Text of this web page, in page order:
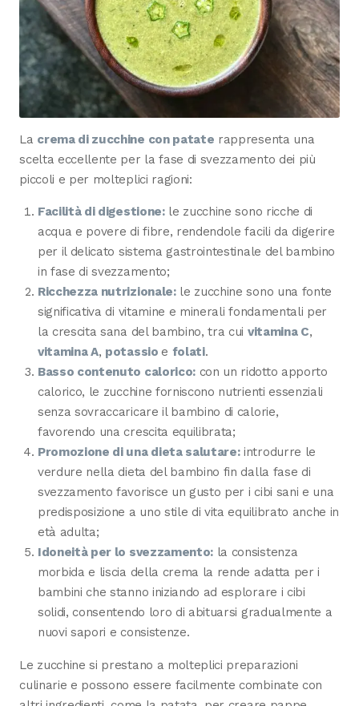
La crema di zucchine con patate rappresenta una
scelta eccellente per la fase di svezzamento dei più
piccoli e per molteplici ragioni:
Facilità di digestione:le zucchine sono ricche di
acqua e povere di fibre, rendendole facili da digerire
per il delicato sistema gastrointestinale del bambino
in fase di svezzamento;
Ricchezza nutrizionale:le zucchine sono una fonte
significativa di vitamine e minerali fondamentali per
la crescita sana del bambino, tra cui vitamina C,
vitamina A, potassio e folati.
Basso contenuto calorico:con un ridotto apporto
calorico, le zucchine forniscono nutrienti essenziali
senza sovraccaricare il bambino di calorie,
favorendo una crescita equilibrata;
Promozione di una dieta salutare:introdurre le
verdure nella dieta del bambino fin dalla fase di
svezzamento favorisce un gusto per i cibi sani e una
predisposizione a uno stile di vita equilibrato anche in
età adulta;
Idoneità per lo svezzamento: la consistenza
morbida e liscia della crema la rende adatta per i
bambini che stanno iniziando ad esplorare i cibi
solidi, consentendo loro di abituarsi gradualmente a
nuovi sapori e consistenze.
Le zucchine si prestano a molteplici preparazioni
culinarie e possono essere facilmente combinate con